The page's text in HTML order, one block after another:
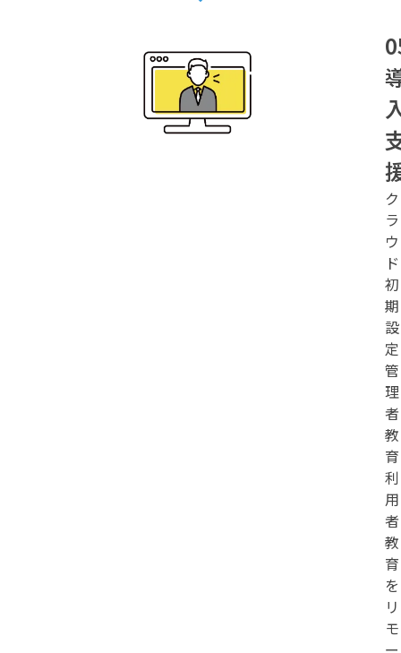
ク
ラ
ウ
ド
初
期
設
管
理
者
教
利
用
者
教
育
を
リ
モ